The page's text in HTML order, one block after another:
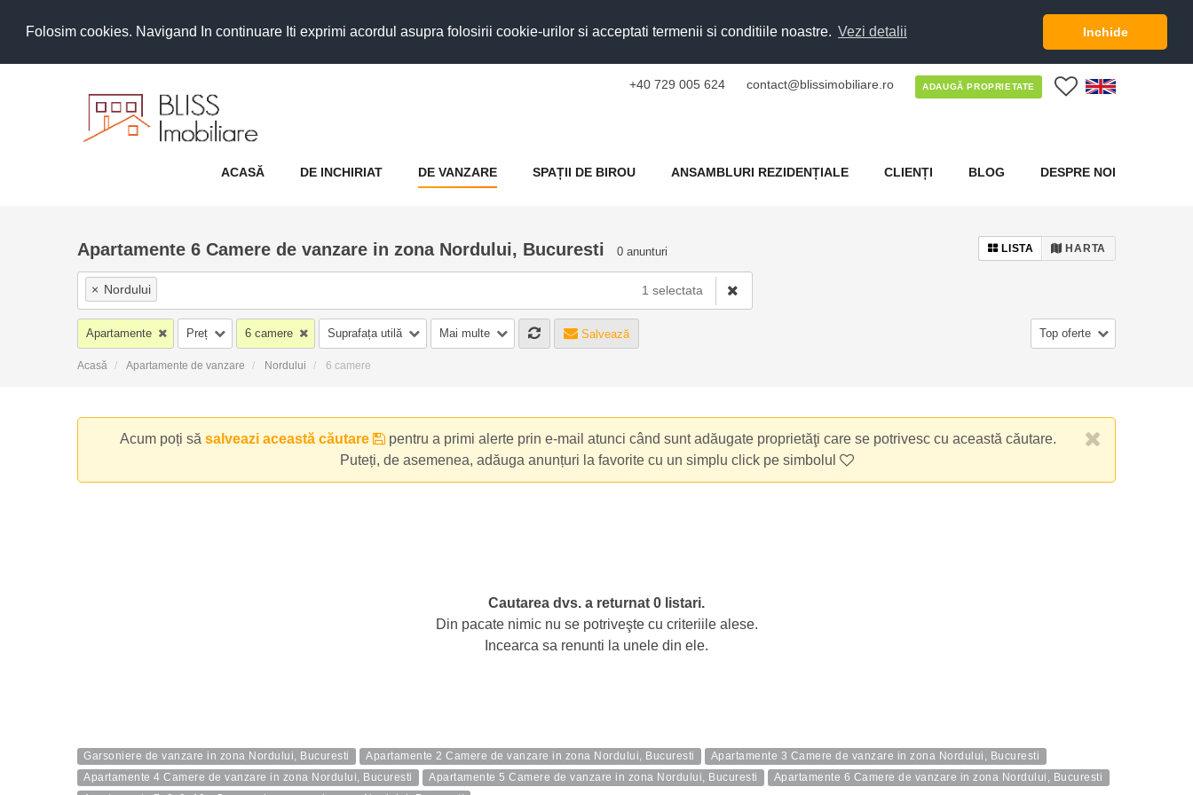
Folosim cookies. Navigand In continuare Iti exprimi acordul asupra folosirii cookie-urilor si acceptati termenii si conditiile noastre. Vezi detalii Inchide
+40 729 005 624 contact@blissimobiliare.ro ADAUGĂ PROPRIETATE
ACASĂ DE INCHIRIAT DE VANZARE SPAȚII DE BIROU ANSAMBLURI REZIDENȚIALE CLIENȚI BLOG DESPRE NOI
Apartamente 6 Camere de vanzare in zona Nordului, Bucuresti 0 anunturi LISTA HARTA
× Nordului 1 selectata
Apartamente Preț 6 camere Suprafața utilă Mai multe Salvează Top oferte
Acasă Apartamente de vanzare Nordului 6 camere
Acum poți să salveazi această căutare
pentru a primi alerte prin e-mail atunci când sunt adăugate proprietăţi care se potrivesc cu această căutare.
Puteți, de asemenea, adăuga anunțuri la favorite cu un simplu click pe simbolul
Cautarea dvs. a returnat 0 listari.
Din pacate nimic nu se potriveşte cu criteriile alese.
Incearca sa renunti la unele din ele.
Garsoniere de vanzare in zona Nordului, Bucuresti Apartamente 2 Camere de vanzare in zona Nordului, Bucuresti
Apartamente 3 Camere de vanzare in zona Nordului, Bucuresti
Apartamente 4 Camere de vanzare in zona Nordului, Bucuresti
Apartamente 5 Camere de vanzare in zona Nordului, Bucuresti
Apartamente 6 Camere de vanzare in zona Nordului, Bucuresti